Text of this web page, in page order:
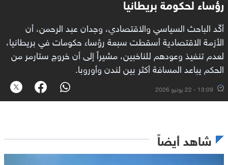
أكّد الباحث السياسي والاقتصادي، وجدان عبد الرحمن، أن
الأزمة الاقتصادية أسقطت سبعة رؤساء حكومات في بريطانيا،
لعدم تنفيذ وعودهم للناخبين، مشيراً إلى أن خروج ستارمر من
الحكم يباعد المسافة أكثر بين لندن وأوروبا.
13:09 - 22 يونيو 2026
شاهد أيضاً